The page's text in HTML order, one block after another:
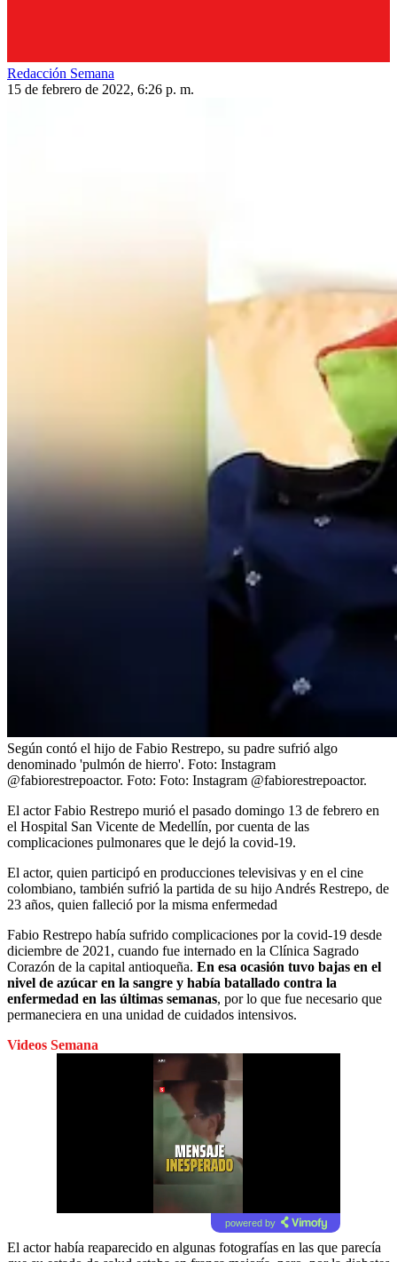
Redacción Semana
15 de febrero de 2022, 6:26 p. m.
Según contó el hijo de Fabio Restrepo, su padre sufrió algo
denominado 'pulmón de hierro'. Foto: Instagram
@fabiorestrepoactor. Foto: Foto: Instagram @fabiorestrepoactor.
El actor Fabio Restrepo murió el pasado domingo 13 de febrero en
el Hospital San Vicente de Medellín, por cuenta de las
complicaciones pulmonares que le dejó la covid-19.
El actor, quien participó en producciones televisivas y en el cine
colombiano, también sufrió la partida de su hijo Andrés Restrepo, de
23 años, quien falleció por la misma enfermedad
Fabio Restrepo había sufrido complicaciones por la covid-19 desde
diciembre de 2021, cuando fue internado en la Clínica Sagrado
Corazón de la capital antioqueña. En esa ocasión tuvo bajas en el
nivel de azúcar en la sangre y había batallado contra la
enfermedad en las últimas semanas, por lo que fue necesario que
permaneciera en una unidad de cuidados intensivos.
Videos Semana
powered by
El actor había reaparecido en algunas fotografías en las que parecía